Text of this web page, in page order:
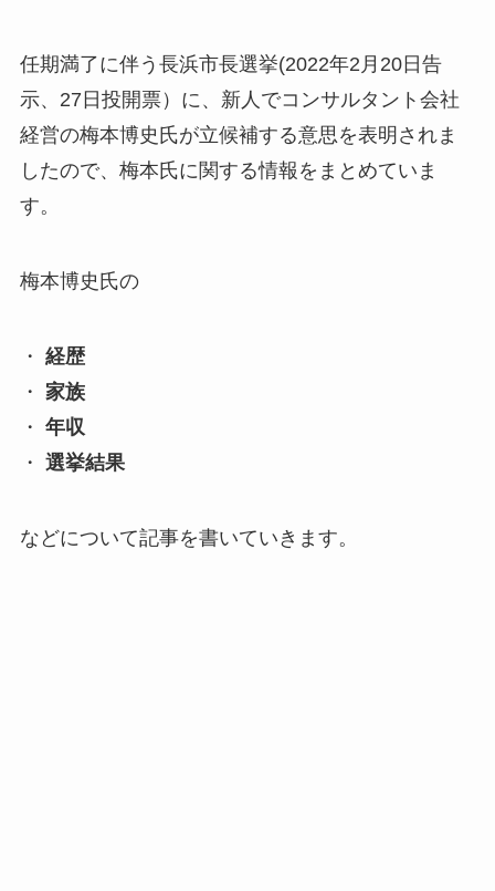
任期満了に伴う長浜市長選挙(2022年2月20日告
示、27日投開票）に、新人でコンサルタント会社
経営の梅本博史氏が立候補する意思を表明されま
したので、梅本氏に関する情報をまとめていま
す。
梅本博史氏の
・ 経歴
・ 家族
・ 年収
・ 選挙結果
などについて記事を書いていきます。